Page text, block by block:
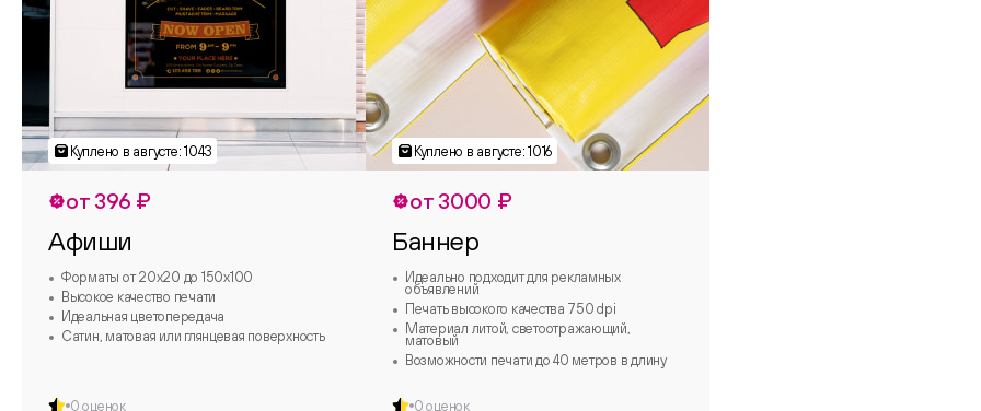
от 396 ₽
Афиши
Форматы от 20х20 до 150х100
Высокое качество печати
Идеальная цветопередача
Сатин, матовая или глянцевая поверхность
0 оценок
от 3000 ₽
Баннер
Идеально подходит для рекламных
объявлений
Печать высокого качества 750 dpi
Материал литой, светоотражающий,
матовый
Возможности печати до 40 метров в длину
0 оценок